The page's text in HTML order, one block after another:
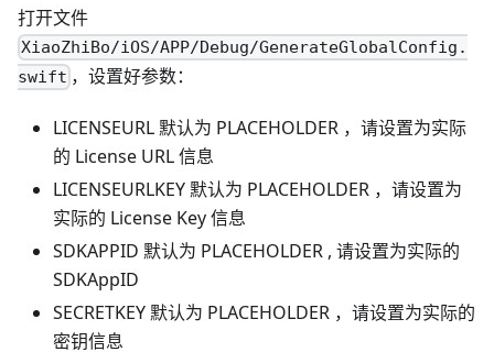
打开文件
XiaoZhiBo/iOS/APP/Debug/GenerateGlobalConfig.
swift ，设置好参数：
LICENSEURL 默认为 PLACEHOLDER ，请设置为实际
的 License URL 信息
LICENSEURLKEY 默认为 PLACEHOLDER ，请设置为
实际的 License Key 信息
SDKAPPID 默认为 PLACEHOLDER , 请设置为实际的
SDKAppID
SECRETKEY 默认为 PLACEHOLDER ，请设置为实际的
密钥信息